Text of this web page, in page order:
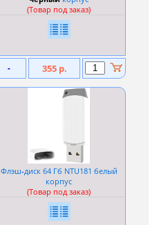
(Товар под заказ)
- 355 р.
Флэш-диск 64 Гб NTU181 белый
корпус
(Товар под заказ)